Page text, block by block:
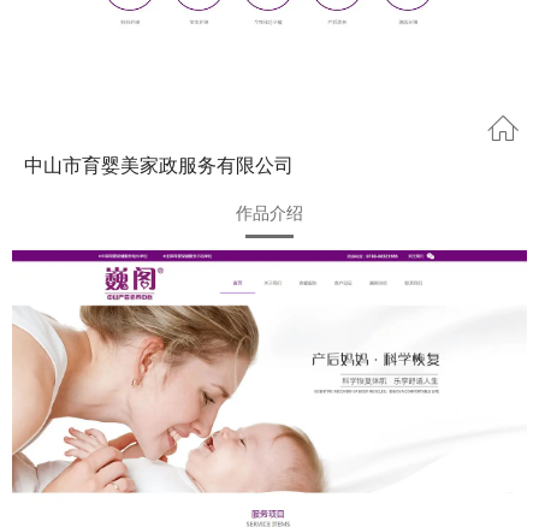
中山市育婴美家政服务有限公司
作品介绍